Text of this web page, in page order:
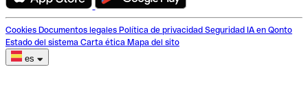
Cookies Documentos legales Política de privacidad Seguridad IA en Qonto
Estado del sistema Carta ética Mapa del sito
es